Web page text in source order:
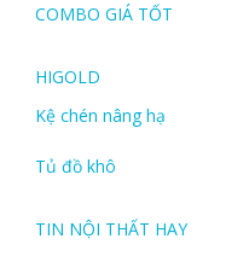
COMBO GIÁ TỐT
HIGOLD
Kệ chén nâng hạ
Tủ đồ khô
TIN NỘI THẤT HAY